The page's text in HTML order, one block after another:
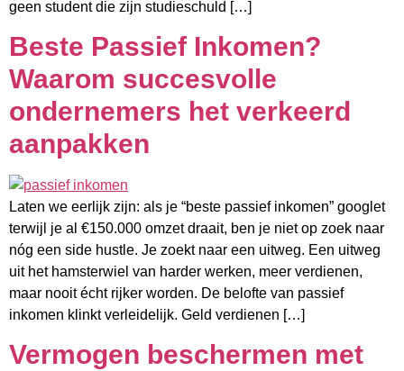
geen student die zijn studieschuld […]
Beste Passief Inkomen?
Waarom succesvolle
ondernemers het verkeerd
aanpakken
Laten we eerlijk zijn: als je “beste passief inkomen” googlet
terwijl je al €150.000 omzet draait, ben je niet op zoek naar
nóg een side hustle. Je zoekt naar een uitweg. Een uitweg
uit het hamsterwiel van harder werken, meer verdienen,
maar nooit écht rijker worden. De belofte van passief
inkomen klinkt verleidelijk. Geld verdienen […]
Vermogen beschermen met